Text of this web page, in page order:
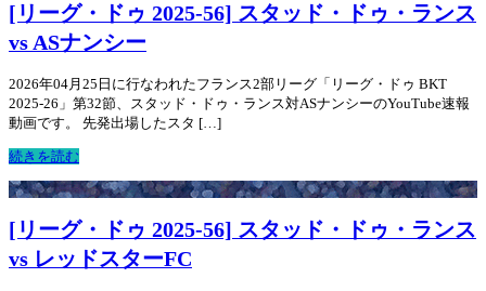
[リーグ・ドゥ 2025-56] スタッド・ドゥ・ランス
vs ASナンシー
2026年04月25日に行なわれたフランス2部リーグ「リーグ・ドゥ BKT
2025-26」第32節、スタッド・ドゥ・ランス対ASナンシーのYouTube速報
動画です。 先発出場したスタ […]
続きを読む
[リーグ・ドゥ 2025-56] スタッド・ドゥ・ランス
vs レッドスターFC